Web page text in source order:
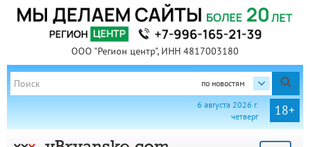
ООО "Регион центр", ИНН 4817003180
по новостям
18+
6 августа 2026 г.
четверг